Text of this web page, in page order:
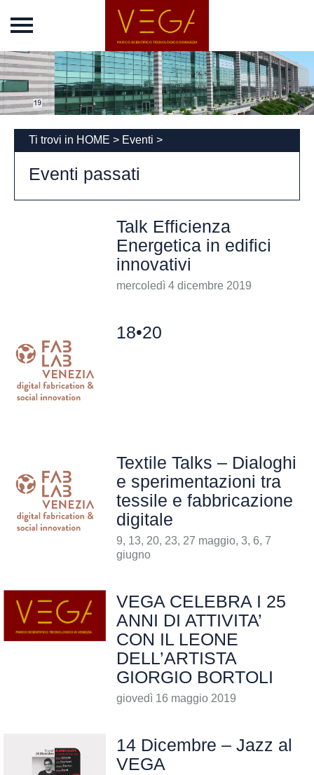
Home
Chi siamo
Incubatore
News
Eventi
Porto Marghera 100
Eventi passati
Ti trovi in HOME > Eventi >
Eventi passati
Talk Efficienza
Energetica in edifici
innovativi
mercoledì 4 dicembre 2019
18•20
Textile Talks – Dialoghi
e sperimentazioni tra
tessile e fabbricazione
digitale
9, 13, 20, 23, 27 maggio, 3, 6, 7
giugno
VEGA CELEBRA I 25
ANNI DI ATTIVITA’
CON IL LEONE
DELL’ARTISTA
GIORGIO BORTOLI
giovedì 16 maggio 2019
14 Dicembre – Jazz al
VEGA